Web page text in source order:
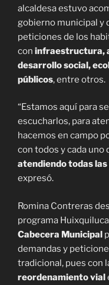
alcaldesa estuvo
gobierno municipal y
peticiones de los
con infraestructura,
desarrollo social,
públicos, entre otros.
“Estamos aquí para
escucharlos, para
hacemos en campo
con todos y cada uno
atendiendo todas las
expresó.
Romina Contreras
programa
Cabecera Municipal
demandas y
tradicional, pues con
reordenamiento vial